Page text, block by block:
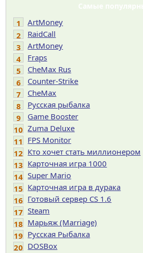
Самые
1
ArtMoney
2
RaidCall
3
ArtMoney
4
Fraps
5
CheMax Rus
6
Counter-Strike
7
CheMax
8
Русская рыбалка
9
Game Booster
10 Zuma Deluxe
11 FPS Monitor
12 Кто хочет стать миллионером
13 Карточная игра 1000
14 Super Mario
15 Карточная игра в дурака
16 Готовый сервер CS 1.6
17 Steam
18 Марьяж (Marriage)
19 Русская Рыбалка
20 DOSBox